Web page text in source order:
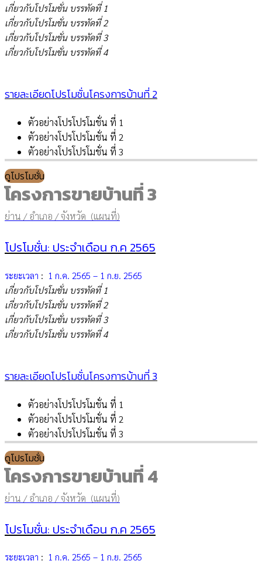
เกี่ยวกับโปรโมชั่น บรรทัดที่ 1
เกี่ยวกับโปรโมชั่น บรรทัดที่ 2
เกี่ยวกับโปรโมชั่น บรรทัดที่ 3
เกี่ยวกับโปรโมชั่น บรรทัดที่ 4
รายละเอียดโปรโมชั่นโครงการบ้านที่ 2
ตัวอย่างโปรโปรโมชั่น ที่ 1
ตัวอย่างโปรโปรโมชั่น ที่ 2
ตัวอย่างโปรโปรโมชั่น ที่ 3
ดูโปรโมชั่น
โครงการขายบ้านที่ 3
ย่าน / อำเภอ / จังหวัด (แผนที่)
โปรโมชั่น: ประจำเดือน ก.ค 2565
ระยะเวลา : 1 ก.ค. 2565 – 1 ก.ย. 2565
เกี่ยวกับโปรโมชั่น บรรทัดที่ 1
เกี่ยวกับโปรโมชั่น บรรทัดที่ 2
เกี่ยวกับโปรโมชั่น บรรทัดที่ 3
เกี่ยวกับโปรโมชั่น บรรทัดที่ 4
รายละเอียดโปรโมชั่นโครงการบ้านที่ 3
ตัวอย่างโปรโปรโมชั่น ที่ 1
ตัวอย่างโปรโปรโมชั่น ที่ 2
ตัวอย่างโปรโปรโมชั่น ที่ 3
ดูโปรโมชั่น
โครงการขายบ้านที่ 4
ย่าน / อำเภอ / จังหวัด (แผนที่)
โปรโมชั่น: ประจำเดือน ก.ค 2565
ระยะเวลา : 1 ก.ค. 2565 – 1 ก.ย. 2565